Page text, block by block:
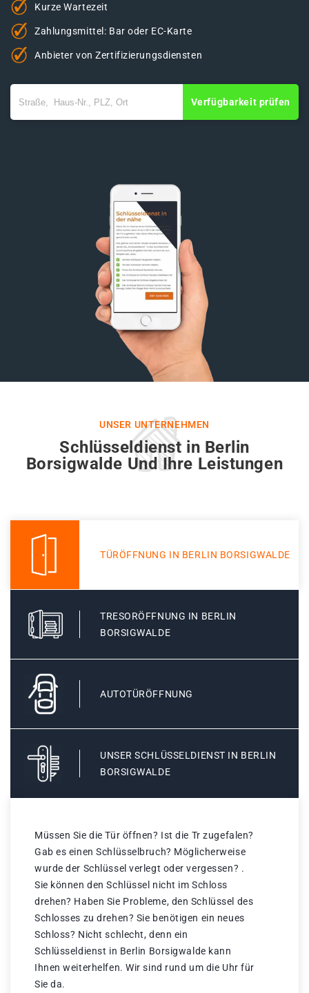
Kurze Wartezeit
Zahlungsmittel: Bar oder EC-Karte
Anbieter von Zertifizierungsdiensten
Verfügbarkeit prüfen
UNSER UNTERNEHMEN
Schlüsseldienst in Berlin
Borsigwalde Und Ihre Leistungen
TÜRÖFFNUNG IN BERLIN BORSIGWALDE
TRESORÖFFNUNG IN BERLIN
BORSIGWALDE
AUTOTÜRÖFFNUNG
UNSER SCHLÜSSELDIENST IN BERLIN
BORSIGWALDE
Müssen Sie die Tür öffnen? Ist die Tr zugefalen?
Gab es einen Schlüsselbruch? Möglicherweise
wurde der Schlüssel verlegt oder vergessen? .
Sie können den Schlüssel nicht im Schloss
drehen? Haben Sie Probleme, den Schlüssel des
Schlosses zu drehen? Sie benötigen ein neues
Schloss? Nicht schlecht, denn ein
Schlüsseldienst in Berlin Borsigwalde kann
Ihnen weiterhelfen. Wir sind rund um die Uhr für
Sie da.